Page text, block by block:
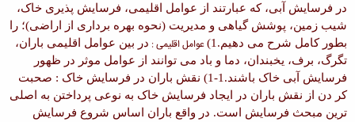
در فرسایش آبی، که عبارتند از عوامل اقلیمی، فرسایش پذیری خاک،
شیب زمین، پوشش گیاهی و مدیریت (نحوه بهره برداری از اراضی)؛ را
بطور کامل شرح می دهیم. 1) عوامل اقلیمی : در بین عوامل اقلیمی باران،
تگرگ، برف، یخبندان، دما و باد می توانند از عوامل موثر در ظهور
فرسایش آبی خاک باشند. 1-1) نقش باران در فرسایش خاک : صحبت
کر دن از نقش باران در ایجاد فرسایش خاک به نوعی پرداختن به اصلی
ترین مبحث فرسایش است. در واقع باران اساس شروع فرسایش